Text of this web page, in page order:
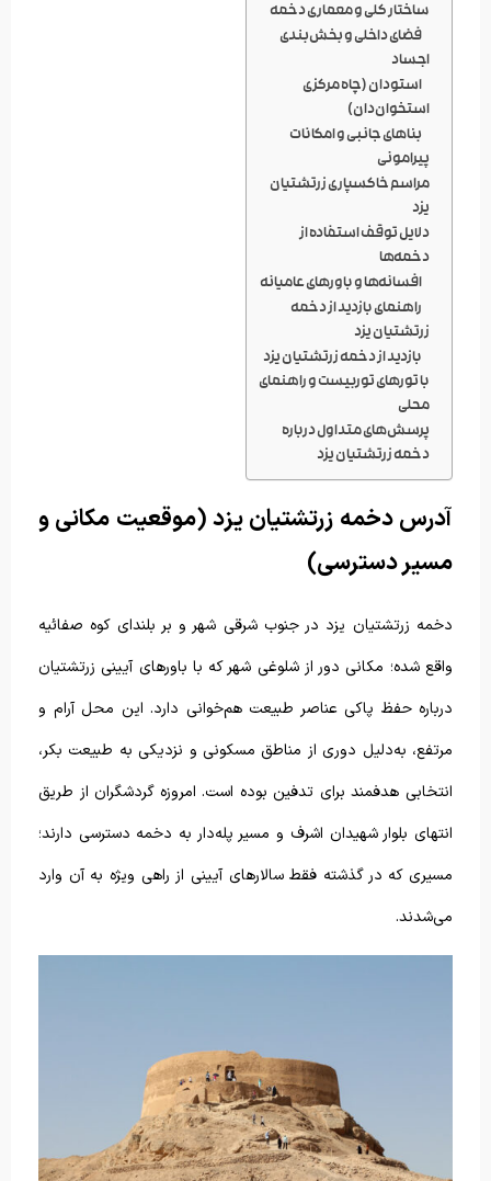
ساختار کلی و معماری دخمه
فضای داخلی و بخش‌بندی
اجساد
استودان (چاه مرکزی
استخوان‌دان)
بناهای جانبی و امکانات
پیرامونی
مراسم خاکسپاری زرتشتیان
یزد
دلایل توقف استفاده از
دخمه‌ها
افسانه‌ها و باورهای عامیانه
راهنمای بازدید از دخمه
زرتشتیان یزد
بازدید از دخمه زرتشتیان یزد
با تورهای توربیست و راهنمای
محلی
پرسش‌های متداول درباره
دخمه زرتشتیان یزد
آدرس دخمه زرتشتیان یزد (موقعیت مکانی و
مسیر دسترسی)
دخمه زرتشتیان یزد در جنوب شرقی شهر و بر بلندای کوه صفائیه
واقع شده؛ مکانی دور از شلوغی شهر که با باورهای آیینی زرتشتیان
درباره حفظ پاکی عناصر طبیعت هم‌خوانی دارد. این محل آرام و
مرتفع، به‌دلیل دوری از مناطق مسکونی و نزدیکی به طبیعت بکر،
انتخابی هدفمند برای تدفین بوده است. امروزه گردشگران از طریق
انتهای بلوار شهیدان اشرف و مسیر پله‌دار به دخمه دسترسی دارند؛
مسیری که در گذشته فقط سالارهای آیینی از راهی ویژه به آن وارد
می‌شدند.